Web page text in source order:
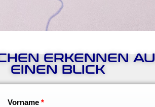
ERKENNEN
EINEN BLICK
Vorname *